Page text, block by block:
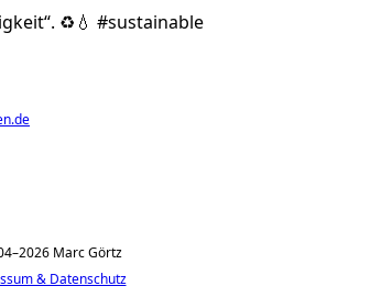
♻️💧 #sustainable
Marc Görtz
& Datenschutz